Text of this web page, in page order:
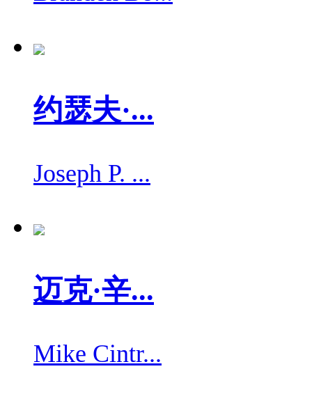
约瑟夫·...
Joseph P. ...
迈克·辛...
Mike Cintr...